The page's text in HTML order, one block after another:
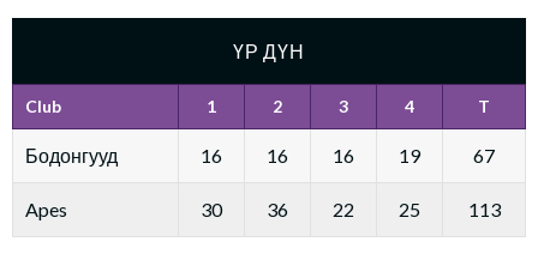
ҮР ДҮН
Club 1 2 3 4 T
Бодонгууд 16 16 16 19 67
Apes 30 36 22 25 113